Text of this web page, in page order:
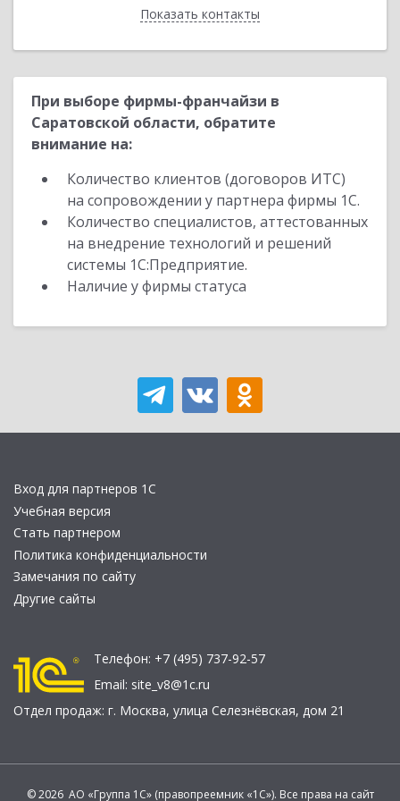
Показать контакты
Назад
При выборе фирмы-франчайзи в
Саратовской области, обратите
внимание на:
Количество клиентов (договоров ИТС)
на сопровождении у партнера фирмы 1С.
Количество специалистов, аттестованных
на внедрение технологий и решений
системы 1С:Предприятие.
Наличие у фирмы статуса
Вход для партнеров 1С
Учебная версия
Стать партнером
Политика конфиденциальности
Замечания по сайту
Другие сайты
Телефон: +7 (495) 737-92-57
Email: site_v8@1c.ru
Отдел продаж: г. Москва, улица Селезнёвская, дом 21
© 2026 АО «Группа 1С» (правопреемник «1С»). Все права на сайт